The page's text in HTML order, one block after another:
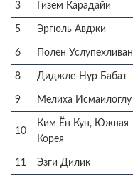
3 Гизем Карадайи
5 Эргюль Авджи
6 Полен Услупехливан
8 Диджле-Нур Бабат
9 Мелиха Исмаилоглу
10
Ким Ён Кун, Южная
Корея
11 Эзги Дилик